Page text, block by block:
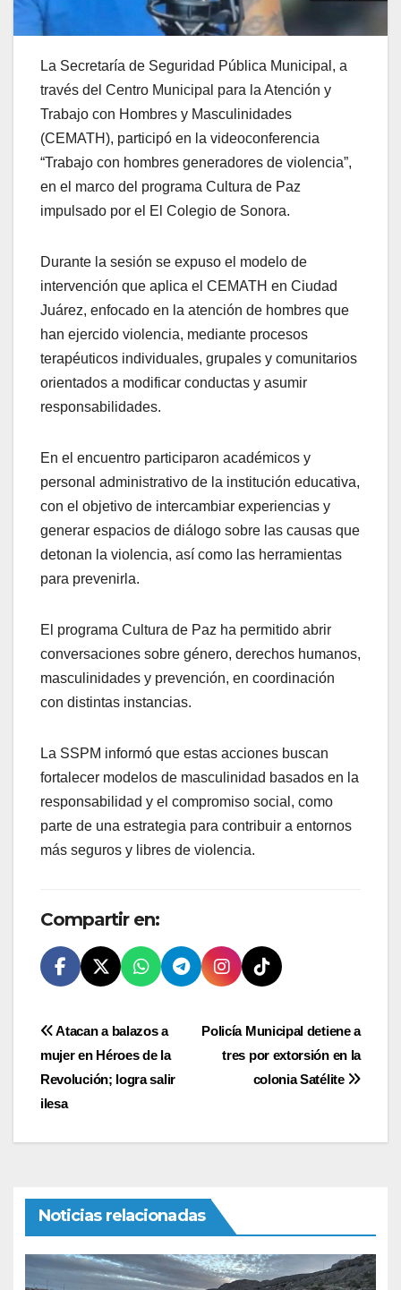
La Secretaría de Seguridad Pública Municipal, a
través del Centro Municipal para la Atención y
Trabajo con Hombres y Masculinidades
(CEMATH), participó en la videoconferencia
“Trabajo con hombres generadores de violencia”,
en el marco del programa Cultura de Paz
impulsado por el El Colegio de Sonora.
Durante la sesión se expuso el modelo de
intervención que aplica el CEMATH en Ciudad
Juárez, enfocado en la atención de hombres que
han ejercido violencia, mediante procesos
terapéuticos individuales, grupales y comunitarios
orientados a modificar conductas y asumir
responsabilidades.
En el encuentro participaron académicos y
personal administrativo de la institución educativa,
con el objetivo de intercambiar experiencias y
generar espacios de diálogo sobre las causas que
detonan la violencia, así como las herramientas
para prevenirla.
El programa Cultura de Paz ha permitido abrir
conversaciones sobre género, derechos humanos,
masculinidades y prevención, en coordinación
con distintas instancias.
La SSPM informó que estas acciones buscan
fortalecer modelos de masculinidad basados en la
responsabilidad y el compromiso social, como
parte de una estrategia para contribuir a entornos
más seguros y libres de violencia.
Compartir en:
Navegación
de
entradas
Policía Municipal detiene a
tres por extorsión en la
colonia Satélite
Atacan a balazos a
mujer en Héroes de la
Revolución; logra salir
ilesa
Noticias relacionadas